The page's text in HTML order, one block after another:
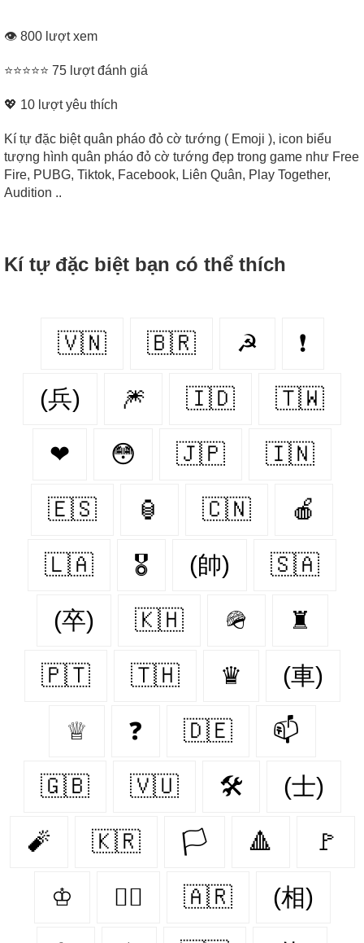
👁 800 lượt xem
⭐⭐⭐⭐⭐ 75 lượt đánh giá
💖 10 lượt yêu thích
Kí tự đặc biệt quân pháo đỏ cờ tướng ( Emoji ), icon biểu
tượng hình quân pháo đỏ cờ tướng đẹp trong game như Free
Fire, PUBG, Tiktok, Facebook, Liên Quân, Play Together,
Audition ..
Kí tự đặc biệt bạn có thể thích
🇻🇳 🇧🇷 ☭ ❗
(兵) 🎆 🇮🇩 🇹🇼
❤ 😳 🇯🇵 🇮🇳
🇪🇸 🏮 🇨🇳 🍎
🇱🇦 🎖 (帥) 🇸🇦
(卒) 🇰🇭 🪖 ♜
🇵🇹 🇹🇭 ♛ (車)
♕ ❓ 🇩🇪 📫
🇬🇧 🇻🇺 🛠 (士)
🧨 🇰🇷 🏳 🔺 🚩
♔ 🏴‍☠️ 🇦🇷 (相)